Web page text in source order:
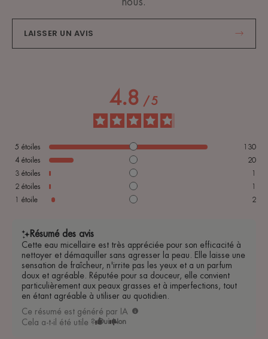
LAISSER UN AVIS
4.8 /5
5 étoiles
130
4 étoiles
20
3 étoiles
1
2 étoiles
1
1 étoile 2
Résumé des avis
Cette eau micellaire est très appréciée pour son efficacité à
nettoyer et démaquiller sans agresser la peau. Elle laisse une
sensation de fraîcheur, n'irrite pas les yeux et a un parfum
doux et agréable. Réputée pour sa douceur, elle convient
particulièrement aux peaux grasses et à imperfections, tout
en étant agréable à utiliser au quotidien.
Ce résumé est généré par IA
Cela a-t-il été utile ? Oui Non